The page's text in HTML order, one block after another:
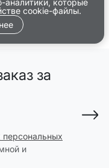
аналитики, которые
cookie-файлы.
за
персональных
и